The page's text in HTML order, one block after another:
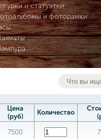
и статуэтки
и фоторамки
Цена
(руб)
Количество
7500